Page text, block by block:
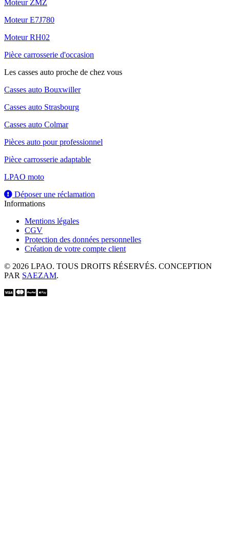
Moteur ZMZ
Moteur E7J780
Moteur RH02
Pièce carrosserie d'occasion
Les casses auto proche de chez vous
Casses auto Bouxwiller
Casses auto Strasbourg
Casses auto Colmar
Pièces auto pour professionnel
Pièce carrosserie adaptable
LPAO moto
Déposer une réclamation
Informations
Mentions légales
CGV
Protection des données personnelles
Création de votre compte client
© 2026 LPAO. TOUS DROITS RÉSERVÉS. CONCEPTION
PAR SAEZAM.